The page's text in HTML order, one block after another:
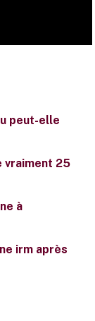
peut-elle
vraiment 25
à
irm après